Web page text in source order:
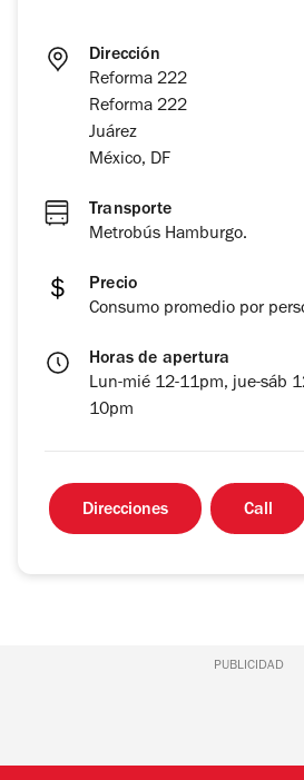
Dirección
Reforma 222
Reforma 222
Juárez
México, DF
Transporte
Metrobús Hamburgo.
Precio
Consumo promedio por
Horas de apertura
Lun-mié 12-11pm, jue-sáb
10pm
Direcciones Call
PUBLICIDAD